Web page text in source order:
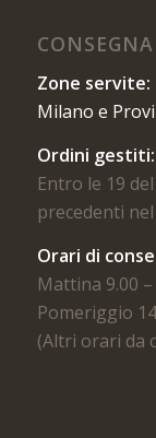
Zone servite:
Milano e
Ordini gestiti:
Entro le 19
precedenti
Orari di
Mattina 9.00 –
Pomeriggio
(Altri orari da